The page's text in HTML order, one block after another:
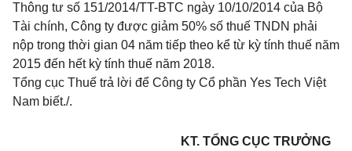
Thông tư số 151/2014/TT-BTC ngày 10/10/2014 của Bộ
Tài chính, Công ty được giảm 50% số thuế TNDN phải
nộp trong thời gian 04 năm tiếp theo kể từ kỳ tính thuế năm
2015 đến hết kỳ tính thuế năm 2018.
Tổng cục Thuế trả lời để Công ty Cổ phần Yes Tech Việt
Nam biết./.
KT. TỔNG CỤC TRƯỞNG